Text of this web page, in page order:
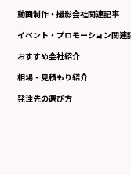
動画制作・撮影会社関連記事
イベント・プロモーション関連
おすすめ会社紹介
相場・見積もり紹介
発注先の選び方